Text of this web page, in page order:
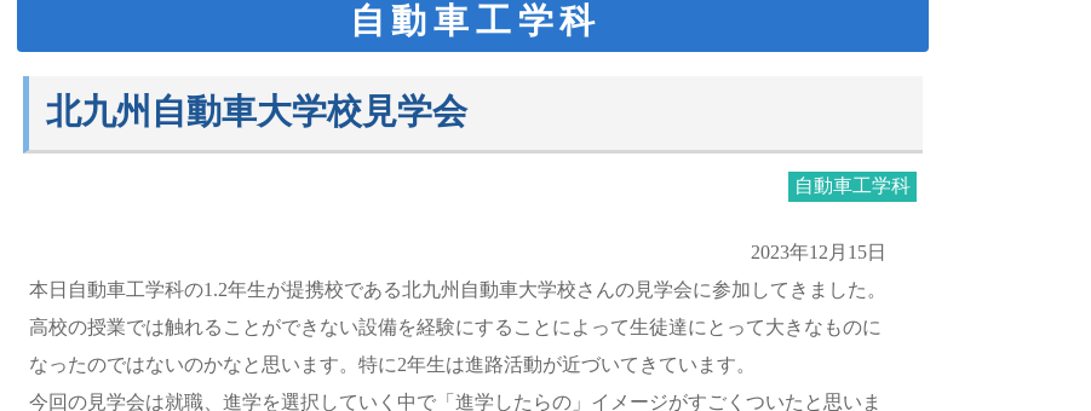
自動車工学科
北九州自動車大学校見学会
自動車工学科
2023年12月15日
本日自動車工学科の1.2年生が提携校である北九州自動車大学校さんの見学会に参加してきました。
高校の授業では触れることができない設備を経験にすることによって生徒達にとって大きなものに
なったのではないのかなと思います。特に2年生は進路活動が近づいてきています。
今回の見学会は就職、進学を選択していく中で「進学したらの」イメージがすごくついたと思いま